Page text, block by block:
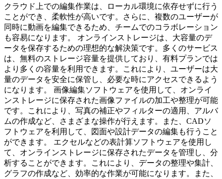
クラウド上での編集作業は、ローカル環境に依存せずに行う
ことができ、柔軟性が高いです。さらに、複数のユーザーが
同時に動画を編集できるため、チームでのコラボレーション
も容易になります。 オンラインストレージは、大容量のデ
ータを保存するための理想的な解決策です。多くのサービス
は、無料のストレージ容量を提供しており、有料プランでは
より多くの容量を利用できます。これにより、ユーザーは大
量のデータを安全に保管し、必要な時にアクセスできるよう
になります。 画像編集ソフトウェアを使用して、オンライ
ンストレージに保存された画像ファイルの加工や整理が可能
です。これにより、写真の補正やフィルターの適用、アルバ
ムの作成など、さまざまな操作が行えます。また、CADソ
フトウェアを利用して、図面や設計データの編集も行うこと
ができます。 エクセルなどの表計算ソフトウェアを使用し
て、オンラインストレージに保存されたデータを管理し、分
析することができます。これにより、データの整理や集計、
グラフの作成など、効率的な作業が可能になります。また、